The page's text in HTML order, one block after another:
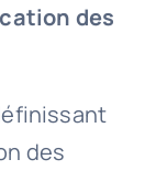
des
des